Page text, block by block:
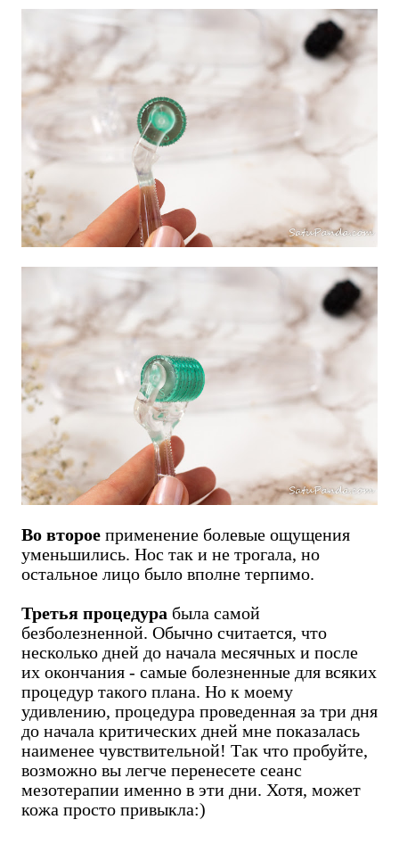
Во второе применение болевые ощущения
уменьшились. Нос так и не трогала, но
остальное лицо было вполне терпимо.
Третья процедура была самой
безболезненной. Обычно считается, что
несколько дней до начала месячных и после
их окончания - самые болезненные для всяких
процедур такого плана. Но к моему
удивлению, процедура проведенная за три дня
до начала критических дней мне показалась
наименее чувствительной! Так что пробуйте,
возможно вы легче перенесете сеанс
мезотерапии именно в эти дни. Хотя, может
кожа просто привыкла:)